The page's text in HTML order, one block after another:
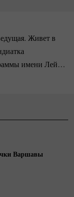
Живет в
имени Лейна
в
в
‌Варшавы‌